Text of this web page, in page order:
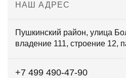
НАШ АДРЕС
Пушкинский район, улица
владение 111, строение 12,
+7 499 490-47-90